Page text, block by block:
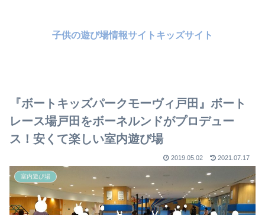
子供の遊び場情報サイトキッズサイト
『ボートキッズパークモーヴィ戸田』ボート
レース場戸田をボーネルンドがプロデュー
ス！安くて楽しい室内遊び場
2019.05.02 2021.07.17
室内遊び場